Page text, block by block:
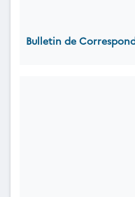
Bulletin de